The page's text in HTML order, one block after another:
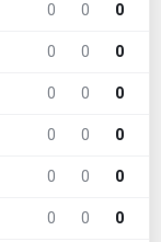
0 0 0
0 0 0
0 0 0
0 0 0
0 0 0
0 0 0